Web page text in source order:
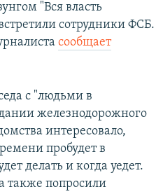
"Вся власть
сотрудники ФСБ.
сообщает
с "людьми в
железнодорожного
интересовало,
пробудет в
делать и когда уедет.
также попросили